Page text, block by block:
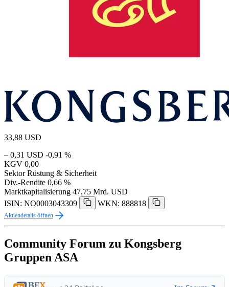
33,88 USD
– 0,31 USD -0,91 %
KGV 0,00
Sektor Rüstung & Sicherheit
Div.-Rendite 0,66 %
Marktkapitalisierung 47,75 Mrd. USD
ISIN: NO0003043309
WKN: 888818
Aktiendetails öffnen
Community Forum zu Kongsberg
Gruppen ASA